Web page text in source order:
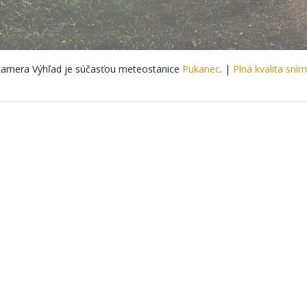
Výhľad je súčasťou meteostanice Pukanec. | Plná kvalita